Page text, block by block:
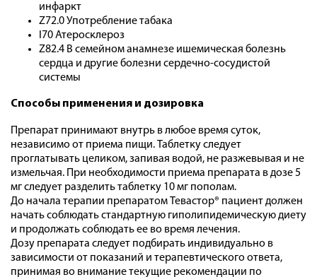
инфаркт
Z72.0 Употребление табака
I70 Атеросклероз
Z82.4 В семейном анамнезе ишемическая болезнь
сердца и другие болезни сердечно-сосудистой
системы
Способы применения и дозировка
Препарат принимают внутрь в любое время суток,
независимо от приема пищи. Таблетку следует
проглатывать целиком, запивая водой, не разжевывая и не
измельчая. При необходимости приема препарата в дозе 5
мг следует разделить таблетку 10 мг пополам.
До начала терапии препаратом Тевастор® пациент должен
начать соблюдать стандартную гиполипидемическую диету
и продолжать соблюдать ее во время лечения.
Дозу препарата следует подбирать индивидуально в
зависимости от показаний и терапевтического ответа,
принимая во внимание текущие рекомендации по